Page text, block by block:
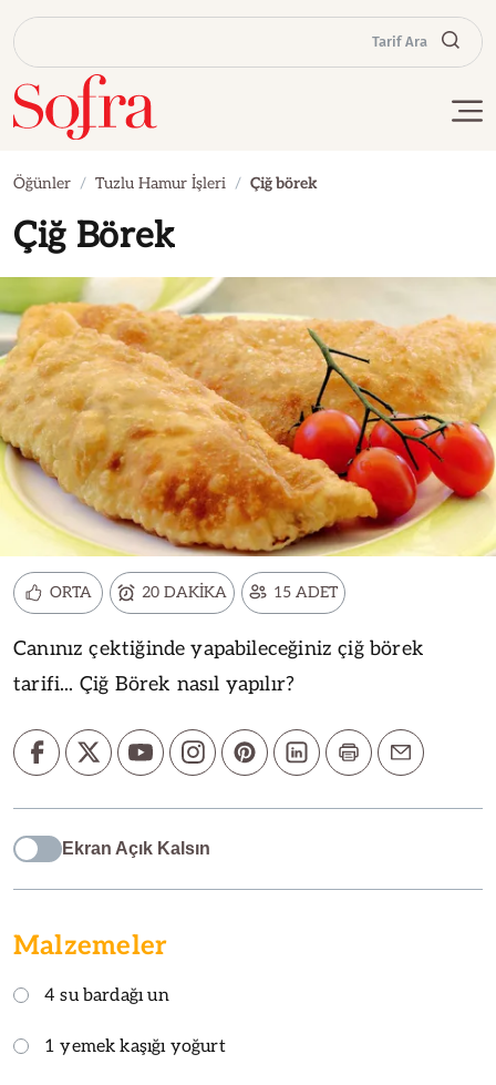
Tarif Ara
Öğünler Tuzlu Hamur İşleri Çiğ börek
Çiğ Börek
ORTA 20 DAKİKA 15 ADET
Canınız çektiğinde yapabileceğiniz çiğ börek
tarifi... Çiğ Börek nasıl yapılır?
Ekran Açık Kalsın
Malzemeler
4 su bardağı un
1 yemek kaşığı yoğurt